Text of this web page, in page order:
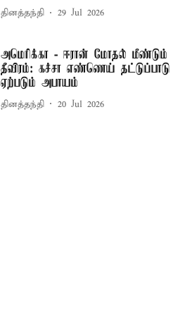
தினத்தந்தி 29 Jul 2026
அமெரிக்கா - ஈரான் மோதல் மீண்டும்
தீவிரம்: கச்சா எண்ணெய் தட்டுப்பாடு
ஏற்படும் அபாயம்
தினத்தந்தி 20 Jul 2026